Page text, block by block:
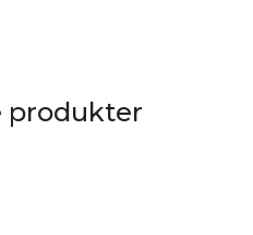
produkter